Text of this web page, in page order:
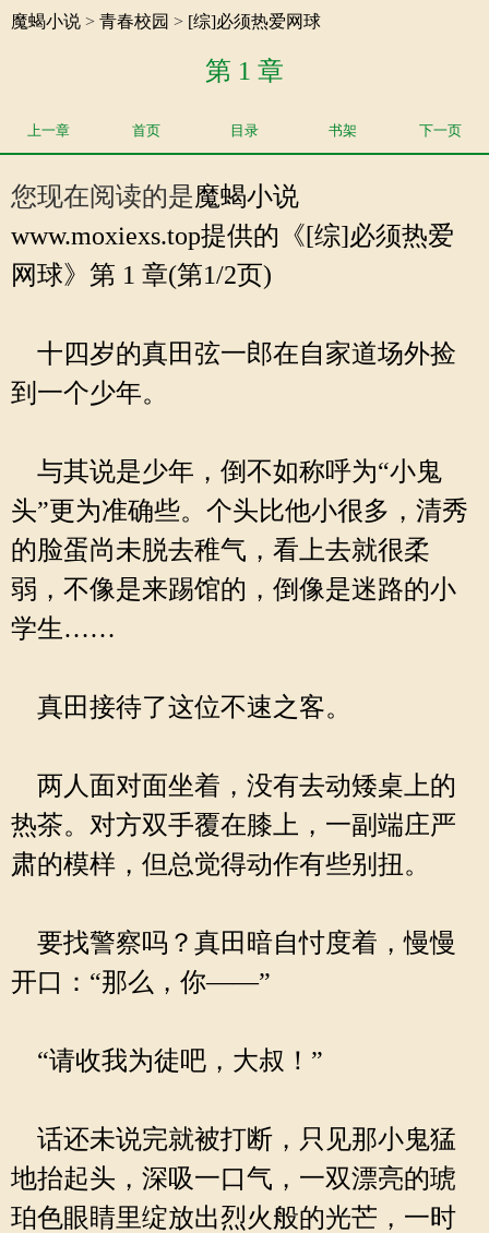
魔蝎小说 > 青春校园 > [综]必须热爱网球
第 1 章
上一章 首页 目录 书架 下一页
您现在阅读的是魔蝎小说
www.moxiexs.top提供的《[综]必须热爱
网球》第 1 章(第1/2页)
十四岁的真田弦一郎在自家道场外捡
到一个少年。
与其说是少年，倒不如称呼为“小鬼
头”更为准确些。个头比他小很多，清秀
的脸蛋尚未脱去稚气，看上去就很柔
弱，不像是来踢馆的，倒像是迷路的小
学生……
真田接待了这位不速之客。
两人面对面坐着，没有去动矮桌上的
热茶。对方双手覆在膝上，一副端庄严
肃的模样，但总觉得动作有些别扭。
要找警察吗？真田暗自忖度着，慢慢
开口：“那么，你——”
“请收我为徒吧，大叔！”
话还未说完就被打断，只见那小鬼猛
地抬起头，深吸一口气，一双漂亮的琥
珀色眼睛里绽放出烈火般的光芒，一时